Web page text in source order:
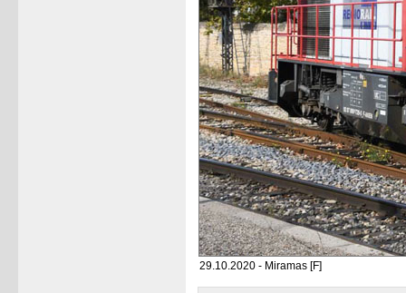
29.10.2020 - Miramas [F]